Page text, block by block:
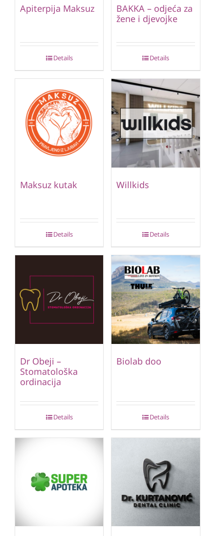
Apiterpija Maksuz
Details
BAKKA – odjeća za
žene i djevojke
Details
Maksuz kutak
Details
Willkids
Details
Dr Obeji –
Stomatološka
ordinacija
Details
Biolab doo
Details